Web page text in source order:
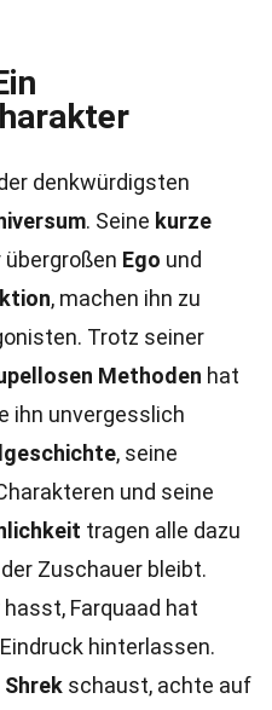
denkwürdigsten
. Seine kurze
Ego und
, machen ihn zu
Trotz seiner
Methoden hat
ihn unvergesslich
, seine
und seine
tragen alle dazu
Zuschauer bleibt.
Farquaad hat
hinterlassen.
Shrek schaust, achte auf